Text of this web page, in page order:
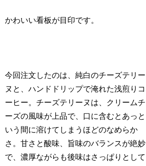
かわいい看板が目印です。
今回注文したのは、純白のチーズテリー
ヌと、ハンドドリップで淹れた浅煎りコ
ーヒー。チーズテリーヌは、クリームチ
ーズの風味が上品で、口に含むとあっと
いう間に溶けてしまうほどのなめらか
さ。甘さと酸味、旨味のバランスが絶妙
で、濃厚ながらも後味はさっぱりとして